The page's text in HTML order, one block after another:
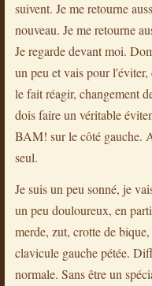
suivent. Je me retourne
nouveau. Je me retourne
Je regarde devant moi.
un peu et vais pour
le fait réagir, changement
dois faire un véritable
BAM! sur le côté gauche.
seul.
Je suis un peu sonné, je
un peu douloureux, en
merde, zut, crotte de
clavicule gauche pétée.
normale. Sans être un